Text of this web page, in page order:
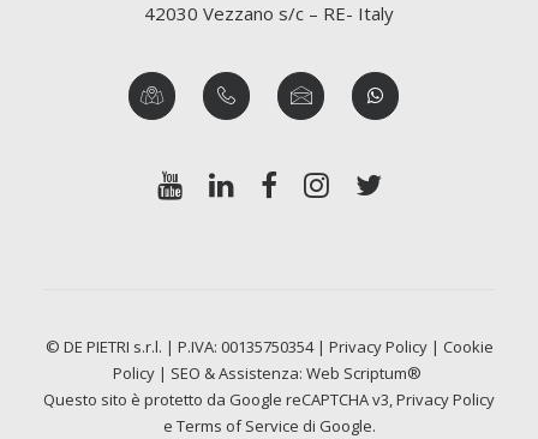
42030 Vezzano s/c – RE- Italy
© DE PIETRI s.r.l. | P.IVA: 00135750354 | Privacy Policy| Cookie
Policy | SEO & Assistenza: Web Scriptum®
Questo sito è protetto da Google reCAPTCHA v3,Privacy Policy
e Terms of Service di Google.